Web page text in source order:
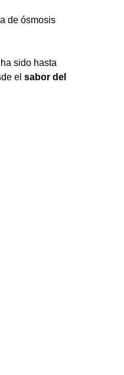
de ósmosis
sido hasta
el sabor del